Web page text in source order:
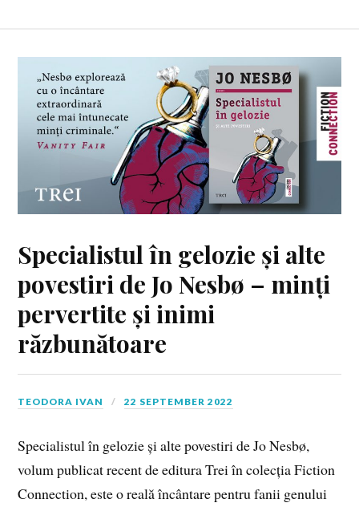
Specialistul în gelozie și alte
povestiri de Jo Nesbø – minți
pervertite și inimi
răzbunătoare
TEODORA IVAN 22 SEPTEMBER 2022
Specialistul în gelozie și alte povestiri de Jo Nesbø,
volum publicat recent de editura Trei în colecția Fiction
Connection, este o reală încântare pentru fanii genului